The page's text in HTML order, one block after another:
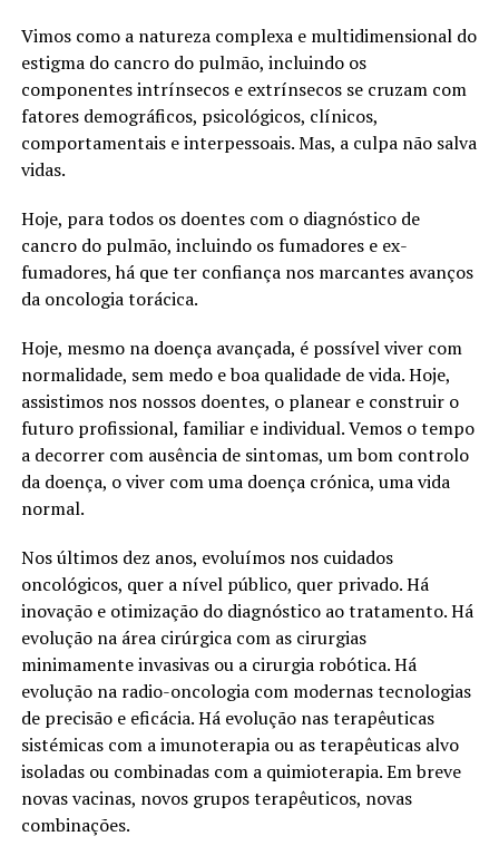
Vimos como a natureza complexa e multidimensional do
estigma do cancro do pulmão, incluindo os
componentes intrínsecos e extrínsecos se cruzam com
fatores demográficos, psicológicos, clínicos,
comportamentais e interpessoais. Mas, a culpa não salva
vidas.
Hoje, para todos os doentes com o diagnóstico de
cancro do pulmão, incluindo os fumadores e ex-
fumadores, há que ter confiança nos marcantes avanços
da oncologia torácica.
Hoje, mesmo na doença avançada, é possível viver com
normalidade, sem medo e boa qualidade de vida. Hoje,
assistimos nos nossos doentes, o planear e construir o
futuro profissional, familiar e individual. Vemos o tempo
a decorrer com ausência de sintomas, um bom controlo
da doença, o viver com uma doença crónica, uma vida
normal.
Nos últimos dez anos, evoluímos nos cuidados
oncológicos, quer a nível público, quer privado. Há
inovação e otimização do diagnóstico ao tratamento. Há
evolução na área cirúrgica com as cirurgias
minimamente invasivas ou a cirurgia robótica. Há
evolução na radio-oncologia com modernas tecnologias
de precisão e eficácia. Há evolução nas terapêuticas
sistémicas com a imunoterapia ou as terapêuticas alvo
isoladas ou combinadas com a quimioterapia. Em breve
novas vacinas, novos grupos terapêuticos, novas
combinações.